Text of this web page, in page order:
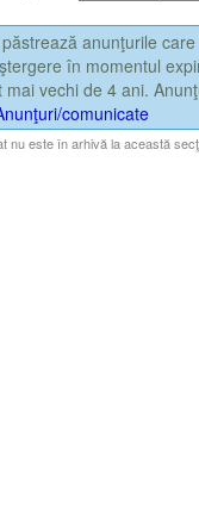
anunţurile
în momentul
vechi de 4 ani.
comunicate
nu este în arhivă la această